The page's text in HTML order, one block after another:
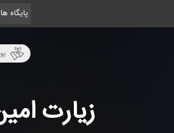
پایگاه ها
زیارت